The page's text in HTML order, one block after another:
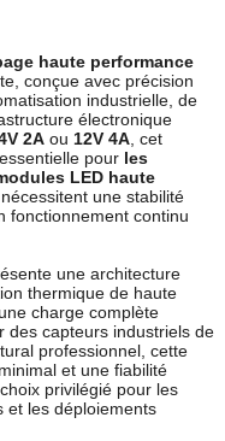
haute performance
conçue avec précision
industrielle, de
électronique
2A ou 12V 4A , cet
pour les
LED haute
une stabilité
fonctionnement continu
une architecture
thermique de haute
charge complète
des capteurs industriels de
professionnel, cette
et une fiabilité
privilégié pour les
et les déploiements